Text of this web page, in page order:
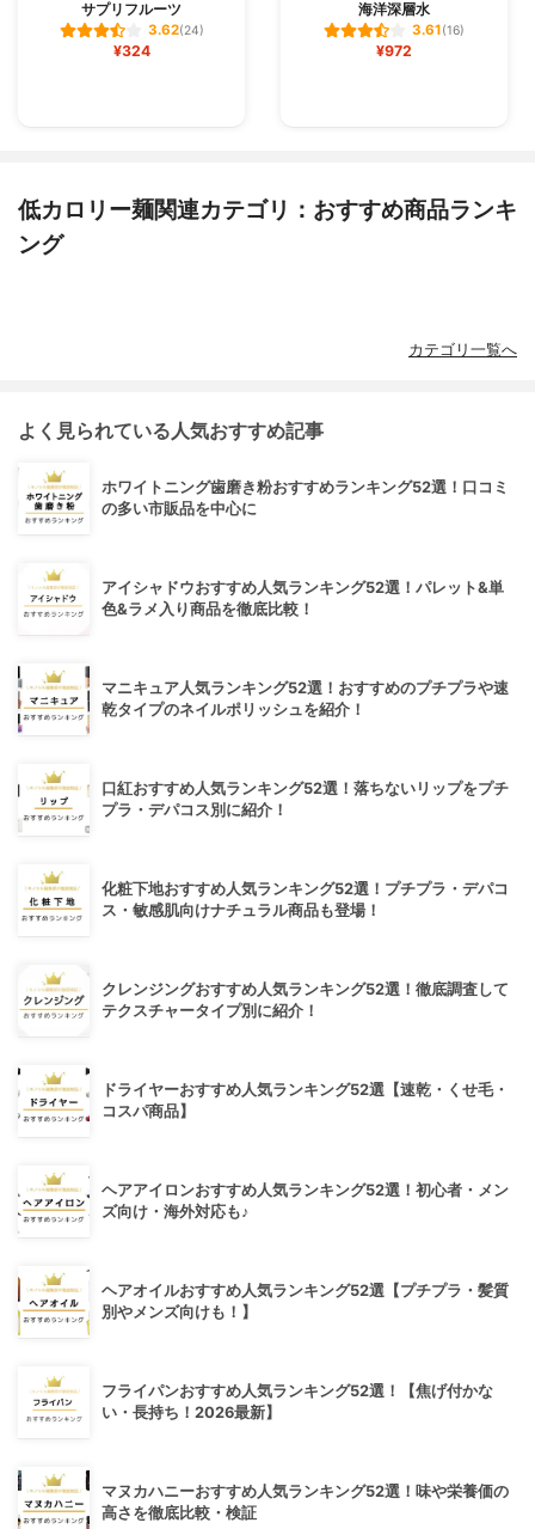
サプリフルーツ
3.62(24)
¥324
海洋深層水
3.61(16)
¥972
低カロリー麺関連カテゴリ：おすすめ商品ランキ
ング
カテゴリ一覧へ
よく見られている人気おすすめ記事
ホワイトニング歯磨き粉おすすめランキング52選！口コミ
の多い市販品を中心に
アイシャドウおすすめ人気ランキング52選！パレット&単
色&ラメ入り商品を徹底比較！
マニキュア人気ランキング52選！おすすめのプチプラや速
乾タイプのネイルポリッシュを紹介！
口紅おすすめ人気ランキング52選！落ちないリップをプチ
プラ・デパコス別に紹介！
化粧下地おすすめ人気ランキング52選！プチプラ・デパコ
ス・敏感肌向けナチュラル商品も登場！
クレンジングおすすめ人気ランキング52選！徹底調査して
テクスチャータイプ別に紹介！
ドライヤーおすすめ人気ランキング52選【速乾・くせ毛・
コスパ商品】
ヘアアイロンおすすめ人気ランキング52選！初心者・メン
ズ向け・海外対応も♪
ヘアオイルおすすめ人気ランキング52選【プチプラ・髪質
別やメンズ向けも！】
フライパンおすすめ人気ランキング52選！【焦げ付かな
い・長持ち！2026最新】
マヌカハニーおすすめ人気ランキング52選！味や栄養価の
高さを徹底比較・検証